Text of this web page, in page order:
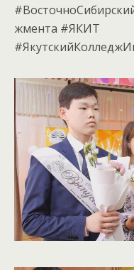
жмента #ЯКИТ